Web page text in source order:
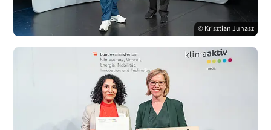
© Krisztian Juhasz